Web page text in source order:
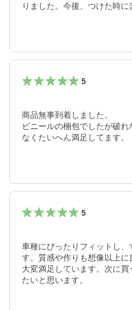
りました。今後、つけた時に
5
商品無事到着しました。
ビニールの梱包でしたが破
5
車種にぴったりフィットし、
す。質感や作りも想像以上
大変満足しています。次に
たいと思います。